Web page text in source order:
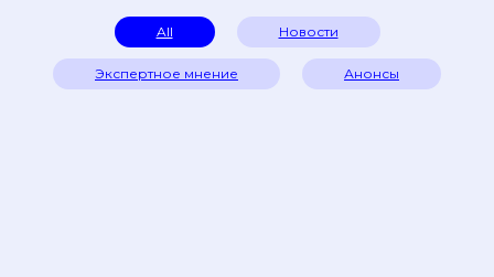
All Новости
Экспертное мнение Анонсы